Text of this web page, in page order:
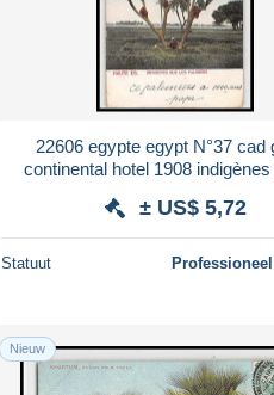
22606 egypte egypt N°37 cad
continental hotel 1908
± US$ 5,72
Statuut
Nieuw